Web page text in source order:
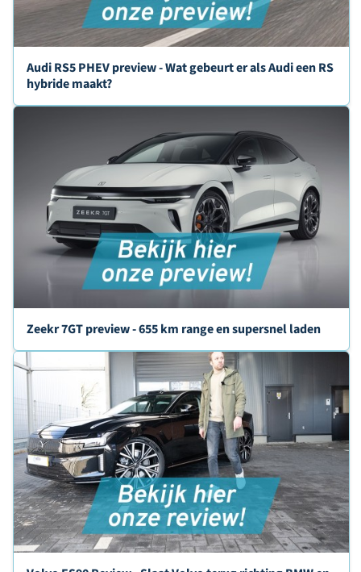
Audi RS5 PHEV preview - Wat gebeurt er als Audi een RS
hybride maakt?
Zeekr 7GT preview - 655 km range en supersnel laden